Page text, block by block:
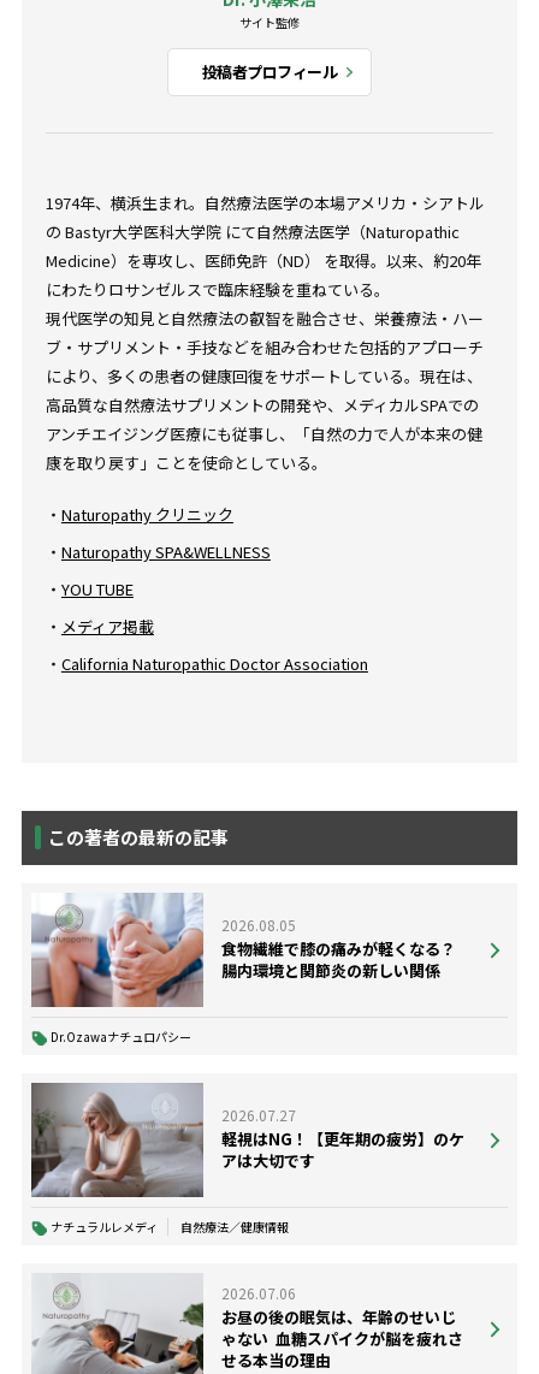
サイト監修
投稿者プロフィール
1974年、横浜生まれ。自然療法医学の本場アメリカ・シアトル
の Bastyr大学医科大学院 にて自然療法医学（Naturopathic
Medicine）を専攻し、医師免許（ND） を取得。以来、約20年
にわたりロサンゼルスで臨床経験を重ねている。
現代医学の知見と自然療法の叡智を融合させ、栄養療法・ハー
ブ・サプリメント・手技などを組み合わせた包括的アプローチ
により、多くの患者の健康回復をサポートしている。現在は、
高品質な自然療法サプリメントの開発や、メディカルSPAでの
アンチエイジング医療にも従事し、「自然の力で人が本来の健
康を取り戻す」ことを使命としている。
・ Naturopathy クリニック
・ Naturopathy SPA&WELLNESS
・ YOU TUBE
・ メディア掲載
・ California Naturopathic Doctor Association
この著者の最新の記事
2026.08.05
食物繊維で膝の痛みが軽くなる？
腸内環境と関節炎の新しい関係
Dr.Ozawaナチュロパシー
2026.07.27
軽視はNG！【更年期の疲労】のケ
アは大切です
ナチュラルレメディ 自然療法／健康情報
2026.07.06
お昼の後の眠気は、年齢のせいじ
ゃない ―― 血糖スパイクが脳を疲れさ
せる本当の理由